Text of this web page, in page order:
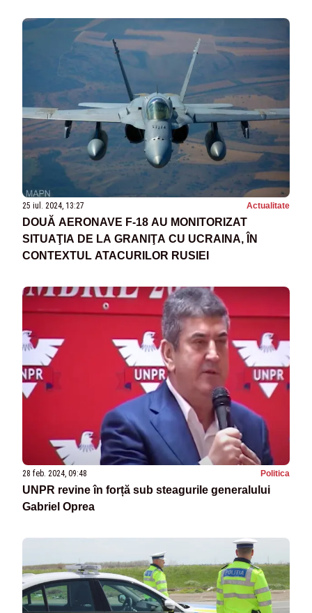
25 iul. 2024, 13:27 Actualitate
DOUĂ AERONAVE F-18 AU MONITORIZAT
SITUAŢIA DE LA GRANIŢA CU UCRAINA, ÎN
CONTEXTUL ATACURILOR RUSIEI
28 feb. 2024, 09:48 Politica
UNPR revine în forță sub steagurile generalului
Gabriel Oprea